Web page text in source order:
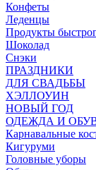
Конфеты
Леденцы
Продукты
Шоколад
Снэки
ПРАЗДНИКИ
ДЛЯ СВАДЬБЫ
ХЭЛЛОУИН
НОВЫЙ ГОД
ОДЕЖДА И
Карнавальные
Кигуруми
Головные уборы